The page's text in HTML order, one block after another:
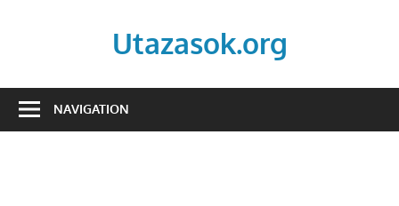
Utazasok.org
NAVIGATION